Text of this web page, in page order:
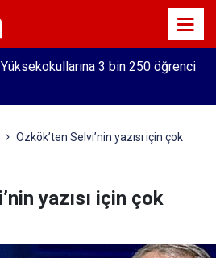
3 bin 250 öğrenci
Özkök’ten Selvi’nin yazısı için çok
yazısı için çok